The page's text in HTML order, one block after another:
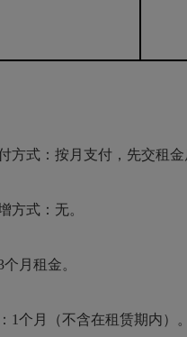
方式：按月支付，先交租
方式：无。
月租金。
1个月（不含在租赁期内）。